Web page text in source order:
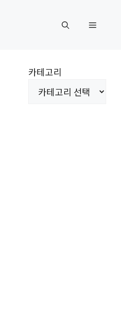
메
카테고리